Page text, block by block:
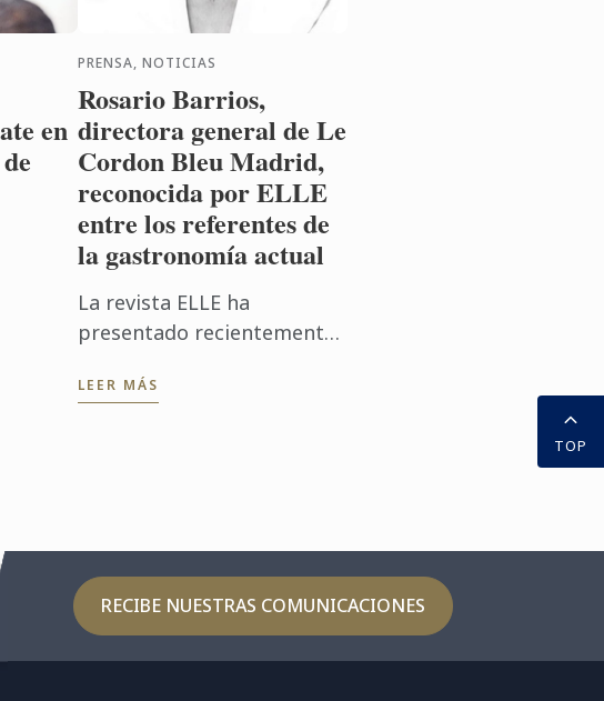
en
PRENSA, NOTICIAS
Rosario Barrios,
directora general de Le
Cordon Bleu Madrid,
reconocida por ELLE
entre los referentes de
la gastronomía actual
La revista ELLE ha
presentado recientemente
"ELLE 40x40 Gastronomía y
LEER MÁS
RECIBE NUESTRAS COMUNICACIONES
TOP